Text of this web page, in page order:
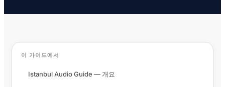
이 가이드에서
Istanbul Audio Guide — 개요